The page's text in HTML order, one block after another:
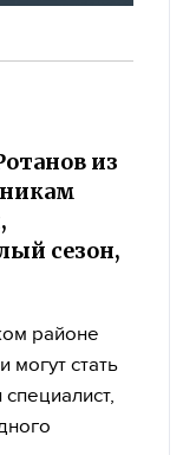
из
сезон,
районе
могут стать